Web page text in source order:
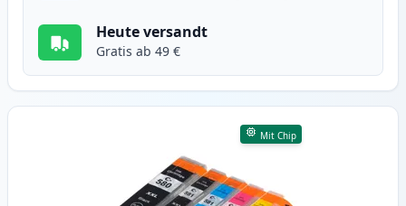
Heute versandt
Gratis ab 49 €
Mit Chip